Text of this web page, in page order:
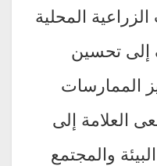
المحلية
إلى تحسين
الممارسات
العلامة إلى
والمجتمع